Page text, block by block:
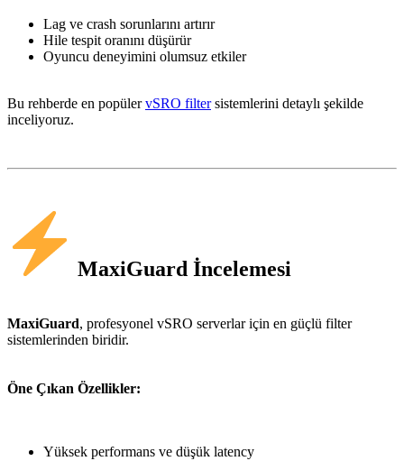
Lag ve crash sorunlarını artırır
Hile tespit oranını düşürür
Oyuncu deneyimini olumsuz etkiler
Bu rehberde en popülervSRO filtersistemlerini detaylı şekilde
inceliyoruz.
MaxiGuard İncelemesi
MaxiGuard, profesyonel vSRO serverlar için en güçlü filter
sistemlerinden biridir.
Öne Çıkan Özellikler:
Yüksek performans ve düşük latency